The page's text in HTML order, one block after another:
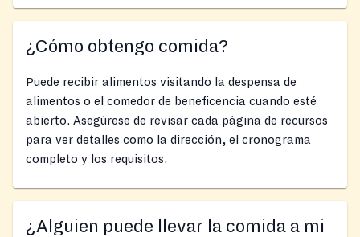
¿Cómo obtengo comida?
Puede recibir alimentos visitando la despensa de
alimentos o el comedor de beneficencia cuando esté
abierto. Asegúrese de revisar cada página de recursos
para ver detalles como la dirección, el cronograma
completo y los requisitos.
¿Alguien puede llevar la comida a mi